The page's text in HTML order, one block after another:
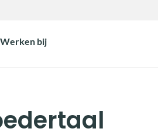
Werken bij